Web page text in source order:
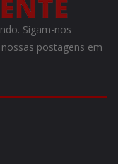
Sigam-nos
postagens em